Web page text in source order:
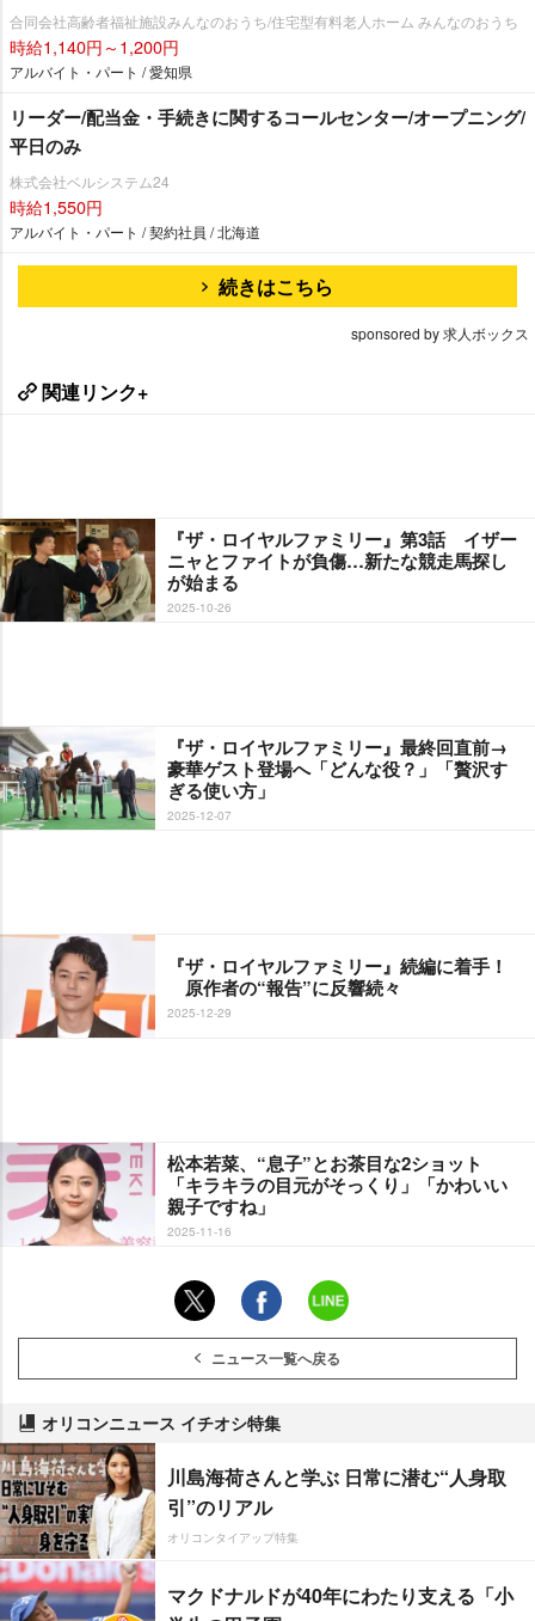
合同会社高齢者福祉施設みんなのおうち/住宅型有料老人ホーム みんなのおうち
時給1,140円～1,200円
アルバイト・パート / 愛知県
リーダー/配当金・手続きに関するコールセンター/オープニング/
平日のみ
株式会社ベルシステム24
時給1,550円
アルバイト・パート / 契約社員 / 北海道
続きはこちら
sponsored by 求人ボックス
関連リンク+
『ザ・ロイヤルファミリー』第3話 イザー
ニャとファイトが負傷…新たな競走馬探し
が始まる
2025-10-26
『ザ・ロイヤルファミリー』最終回直前→
豪華ゲスト登場へ「どんな役？」「贅沢す
ぎる使い方」
2025-12-07
『ザ・ロイヤルファミリー』続編に着手！
原作者の“報告”に反響続々
2025-12-29
松本若菜、“息子”とお茶目な2ショット
「キラキラの目元がそっくり」「かわいい
親子ですね」
2025-11-16
ニュース一覧へ戻る
オリコンニュース イチオシ特集
川島海荷さんと学ぶ 日常に潜む“人身取
引”のリアル
オリコンタイアップ特集
マクドナルドが40年にわたり支える「小